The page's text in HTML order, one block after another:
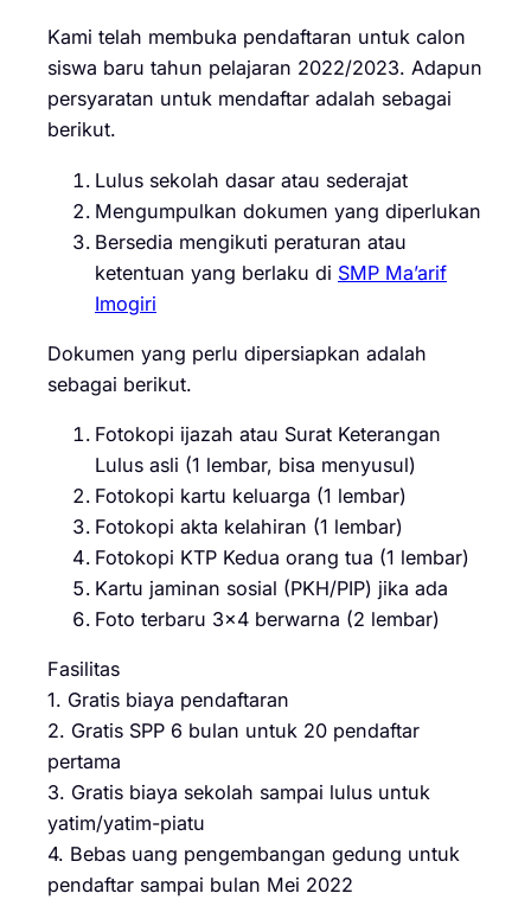
Kami telah membuka pendaftaran untuk calon
siswa baru tahun pelajaran 2022/2023. Adapun
persyaratan untuk mendaftar adalah sebagai
berikut.
Lulus sekolah dasar atau sederajat
Mengumpulkan dokumen yang diperlukan
Bersedia mengikuti peraturan atau
ketentuan yang berlaku di SMP Ma’arif
Imogiri
Dokumen yang perlu dipersiapkan adalah
sebagai berikut.
Fotokopi ijazah atau Surat Keterangan
Lulus asli (1 lembar, bisa menyusul)
Fotokopi kartu keluarga (1 lembar)
Fotokopi akta kelahiran (1 lembar)
Fotokopi KTP Kedua orang tua (1 lembar)
Kartu jaminan sosial (PKH/PIP) jika ada
Foto terbaru 3×4 berwarna (2 lembar)
Fasilitas
1. Gratis biaya pendaftaran
2. Gratis SPP 6 bulan untuk 20 pendaftar
pertama
3. Gratis biaya sekolah sampai lulus untuk
yatim/yatim-piatu
4. Bebas uang pengembangan gedung untuk
pendaftar sampai bulan Mei 2022